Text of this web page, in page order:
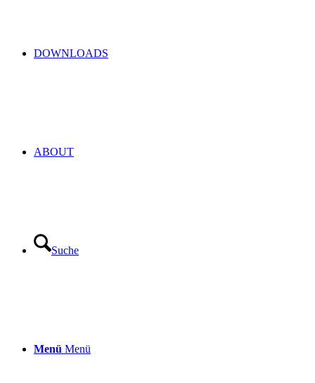
DOWNLOADS
ABOUT
Suche
Menü Menü